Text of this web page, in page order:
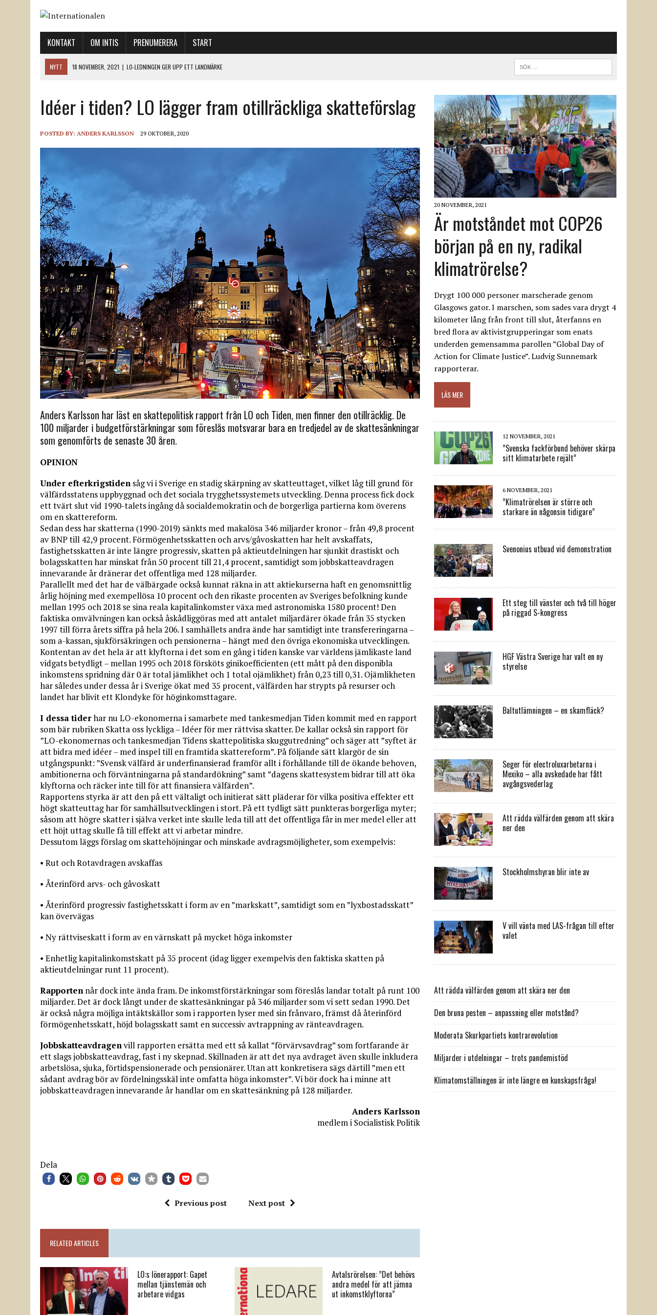
KONTAKT OM INTIS PRENUMERERA START
NYTT 18 NOVEMBER, 2021 | LO-LEDNINGEN GER UPP ETT LANDMÄRKE
12 NOVEMBER, 2021
NÄR DE DÖDA TAR SIG RÖST
12 NOVEMBER, 2021 | ”SVENSKA FACKFÖRBUND BEHÖVER SKÄRPA SITT KLIMATARBETE REJÄLT”
18 NOVEMBER, 2021 | SVENONIUS UTBUAD VID DEMONSTRATION
Idéer i tiden? LO lägger fram otillräckliga skatteförslag
POSTED BY: ANDERS KARLSSON 29 OKTOBER, 2020
Anders Karlsson har läst en skattepolitisk rapport från LO och Tiden, men finner den otillräcklig. De
100 miljarder i budget­förstärkningar som föreslås motsvarar bara en tredjedel av de skattesänkningar
som genomförts de senaste 30 åren.
OPINION
Under efterkrigstiden såg vi i Sverige en stadig skärpning av skatteuttaget, vilket låg till grund för
välfärdsstatens uppbyggnad och det sociala trygghetssystemets utveckling. Denna process fick dock
ett tvärt slut vid 1990-talets ingång då socialdemokratin och de borgerliga partierna kom överens
om en skattereform.
Sedan dess har skatterna (1990-2019) sänkts med makalösa 346 miljarder kronor – från 49,8 procent
av BNP till 42,9 procent. Förmögenhetsskatten och arvs/gåvoskatten har helt avskaffats,
fastighetsskatten är inte längre progressiv, skatten på aktieutdelningen har sjunkit drastiskt och
bolagsskatten har minskat från 50 procent till 21,4 procent, samtidigt som jobbskatteavdragen
innevarande år dränerar det offentliga med 128 miljarder.
Parallellt med det har de välbärgade också kunnat räkna in att aktiekurserna haft en genomsnittlig
årlig höjning med exempellösa 10 procent och den rikaste procenten av Sveriges befolkning kunde
mellan 1995 och 2018 se sina reala kapitalinkomster växa med astronomiska 1580 procent! Den
faktiska omvälvningen kan också åskådliggöras med att antalet miljardärer ökade från 35 stycken
1997 till förra årets siffra på hela 206. I samhällets andra ände har samtidigt inte transfereringarna –
som a-kassan, sjukförsäkringen och pensionerna – hängt med den övriga ekonomiska utvecklingen.
Kontentan av det hela är att klyftorna i det som en gång i tiden kanske var världens jämlikaste land
vidgats betydligt – mellan 1995 och 2018 försköts ginikoefficienten (ett mått på den disponibla
inkomstens spridning där 0 är total jämlikhet och 1 total ojämlikhet) från 0,23 till 0,31. Ojämlikheten
har således under dessa år i Sverige ökat med 35 procent, välfärden har strypts på resurser och
landet har blivit ett Klondyke för höginkomsttagare.
I dessa tiderhar nu LO-ekonomerna i samarbete med tankesmedjan Tiden kommit med en rapport
som bär rubriken Skatta oss lyckliga – Idéer för mer rättvisa skatter. De kallar också sin rapport för
”LO-ekonomernas och tanke­smedjan Tidens skattepolitiska skuggutredning” och säger att ”syftet är
att bidra med idéer – med inspel till en framtida skattereform”. På följande sätt klargör de sin
utgångspunkt: ”Svensk välfärd är underfinansierad framför allt i förhållande till de ökande behoven,
ambitionerna och förväntningarna på standardökning” samt ”dagens skattesystem bidrar till att öka
klyftorna och räcker inte till för att finansiera välfärden”.
Rapportens styrka är att den på ett vältaligt och initierat sätt pläderar för vilka positiva effekter ett
högt skatteuttag har för samhällsutvecklingen i stort. På ett tydligt sätt punkteras borgerliga myter;
såsom att högre skatter i själva verket inte skulle leda till att det offentliga får in mer medel eller att
ett höjt uttag skulle få till effekt att vi arbetar mindre.
Dessutom läggs förslag om skattehöjningar och minskade avdragsmöjligheter, som exempelvis:
• Rut och Rotavdragen avskaffas
• Återinförd arvs- och gåvoskatt
• Återinförd progressiv fastighetsskatt i form av en ”markskatt”, samtidigt som en ”lyxbostadsskatt”
kan övervägas
• Ny rättviseskatt i form av en värnskatt på mycket höga inkomster
• Enhetlig kapitalinkomstskatt på 35 procent (idag ligger exempelvis den faktiska skatten på
aktieutdelningar runt 11 procent).
Rapporten når dock inte ända fram. De inkomstförstärkningar som föreslås landar totalt på runt 100
miljarder. Det är dock långt under de skattesänkningar på 346 miljarder som vi sett sedan 1990. Det
är också några möjliga intäktskällor som i rapporten lyser med sin frånvaro, främst då återinförd
förmögenhetsskatt, höjd bolagsskatt samt en successiv avtrappning av ränteavdragen.
Jobbskatteavdragenvill rapporten ersätta med ett så kallat ”förvärvsavdrag” som fortfarande är
ett slags jobbskatteavdrag, fast i ny skepnad. Skillnaden är att det nya avdraget även skulle inkludera
arbetslösa, sjuka, förtidspensionerade och pensionärer. Utan att konkretisera sägs därtill ”men ett
sådant avdrag bör av fördelningsskäl inte omfatta höga inkomster”. Vi bör dock ha i minne att
jobbskatteavdragen innevarande år handlar om en skattesänkning på 128 miljarder.
Anders Karlsson
medlem i Socialistisk Politik
Dela
Previous post Next post
RELATED ARTICLES
LO:s lönerapport: Gapet
mellan tjänstemän och
arbetare vidgas
Avtalsrörelsen: ”Det behövs
andra medel för att jämna
ut inkomstklyftorna”
20 NOVEMBER, 2021
Är motståndet mot COP26
början på en ny, radikal
klimatrörelse?
Drygt 100 000 personer marscherade genom
Glasgows gator. I marschen, som sades vara drygt 4
kilometer lång från front till slut, återfanns en
bred flora av aktivistgrupperingar som enats
underden gemensamma parollen ”Global Day of
Action for Climate Justice”. Ludvig Sunnemark
rapporterar.
LÄS MER
12 NOVEMBER, 2021
”Svenska fackförbund behöver skärpa
sitt klimatarbete rejält”
6 NOVEMBER, 2021
”Klimatrörelsen är större och
starkare än någonsin tidigare”
Svenonius utbuad vid demonstration
Ett steg till vänster och två till höger
på riggad S-kongress
HGF Västra Sverige har valt en ny
styrelse
Baltutlämningen – en skamfläck?
Seger för electroluxarbetarna i
Mexiko – alla avskedade har fått
avgångsvederlag
Att rädda välfärden genom att skära
ner den
Stockholmshyran blir inte av
V vill vänta med LAS-frågan till efter
valet
Att rädda välfärden genom att skära ner den
Den bruna pesten – anpassning eller motstånd?
Moderata Skurkpartiets kontrarevolution
Miljarder i utdelningar – trots pandemistöd
Klimatomställningen är inte längre en kunskapsfråga!